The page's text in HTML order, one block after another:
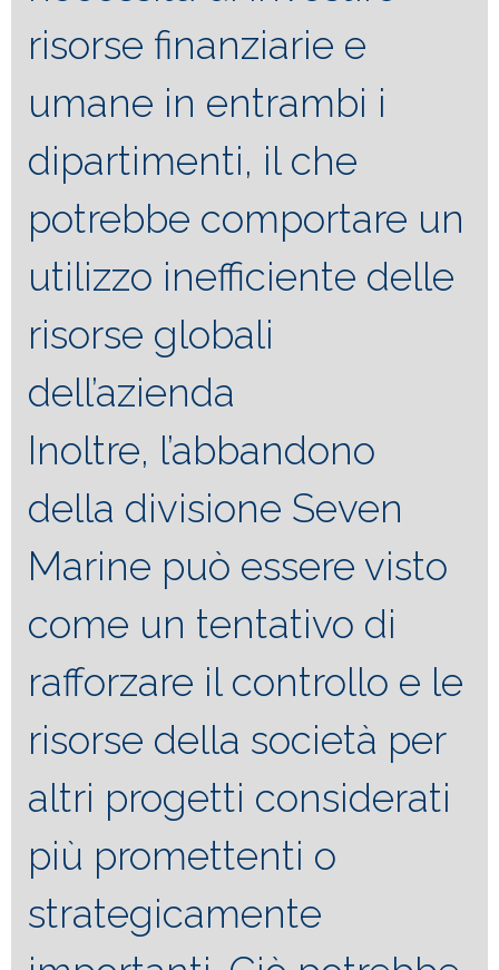
risorse finanziarie e
umane in entrambi i
dipartimenti, il che
potrebbe comportare un
utilizzo inefficiente delle
risorse globali
dell’azienda
Inoltre, l’abbandono
della divisione Seven
Marine può essere visto
come un tentativo di
rafforzare il controllo e le
risorse della società per
altri progetti considerati
più promettenti o
strategicamente